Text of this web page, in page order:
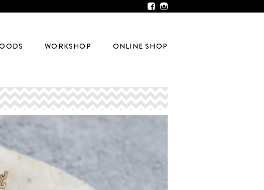
WORKSHOP ONLINE SHOP